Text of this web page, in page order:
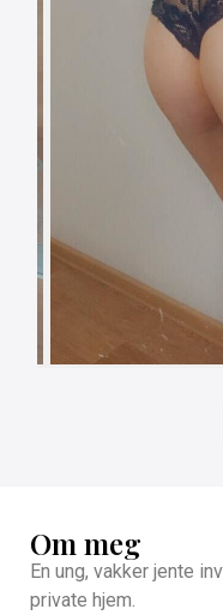
Om meg
En ung, vakker jente
private hjem.